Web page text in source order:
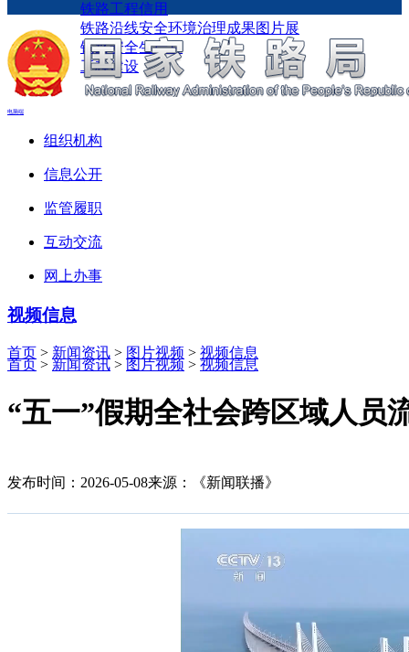
铁路工程信用
铁路沿线安全环境治理成果图片展
铁路安全生产月
工程建设
电脑端
组织机构
信息公开
监管履职
互动交流
网上办事
视频信息
首页 > 新闻资讯 > 图片视频 > 视频信息
首页 > 新闻资讯 > 图片视频 > 视频信息
“五一”假期全社会跨区域人员
发布时间：2026-05-08来源：《新闻联播》